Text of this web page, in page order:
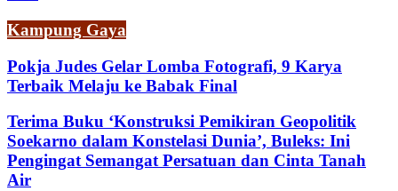
Kampung Gaya
Pokja Judes Gelar Lomba Fotografi, 9 Karya
Terbaik Melaju ke Babak Final
Terima Buku ‘Konstruksi Pemikiran Geopolitik
Soekarno dalam Konstelasi Dunia’, Buleks: Ini
Pengingat Semangat Persatuan dan Cinta Tanah
Air